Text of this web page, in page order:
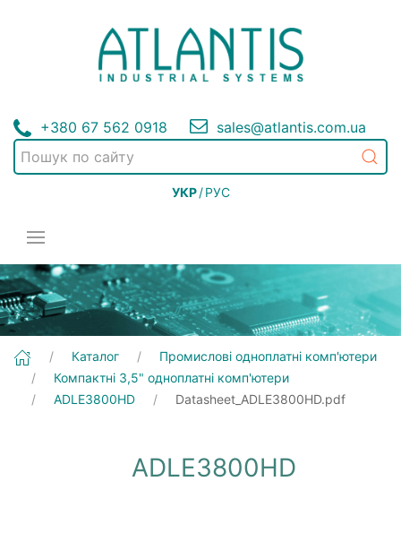
+380 67 562 0918 sales@atlantis.com.ua
УКР / РУС
Каталог
Промислові одноплатні комп'ютери
Компактні 3,5" одноплатні комп'ютери
ADLE3800HD
Datasheet_ADLE3800HD.pdf
ADLE3800HD